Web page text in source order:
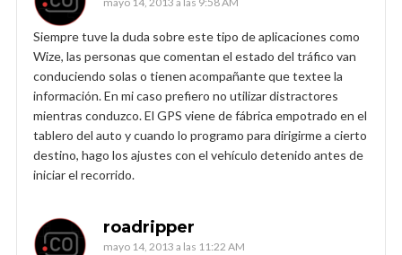
Siempre tuve la duda sobre este tipo de aplicaciones como
Wize, las personas que comentan el estado del tráfico van
conduciendo solas o tienen acompañante que textee la
información. En mi caso prefiero no utilizar distractores
mientras conduzco. El GPS viene de fábrica empotrado en el
tablero del auto y cuando lo programo para dirigirme a cierto
destino, hago los ajustes con el vehículo detenido antes de
iniciar el recorrido.
roadripper
mayo 14, 2013 a las 11:22 AM